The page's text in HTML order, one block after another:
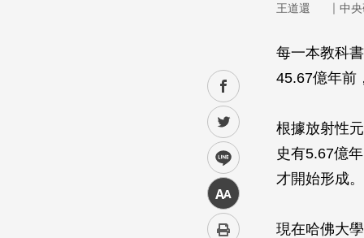
facebook
twitter
line
中
王道還 ｜ 中
每一本教科
45.67億年前
根據放射性
史有5.67億
才開始形成。
現在哈佛大